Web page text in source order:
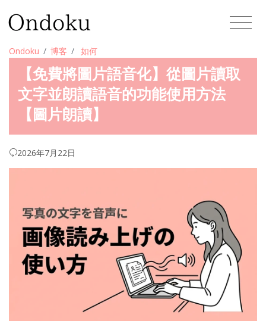
Ondoku 博客 如何
【免費將圖片語音化】從圖片讀取
文字並朗讀語音的功能使用方法
【圖片朗讀】
2026年7月22日